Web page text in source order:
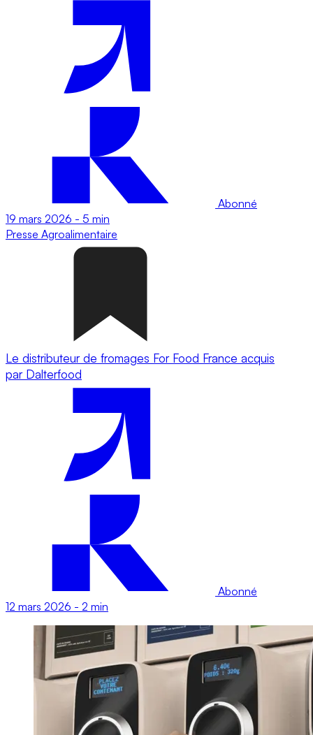
Abonné
19 mars 2026 - 5 min
Presse Agroalimentaire
Le distributeur de fromages For Food France acquis
par Dalterfood
Abonné
12 mars 2026 - 2 min